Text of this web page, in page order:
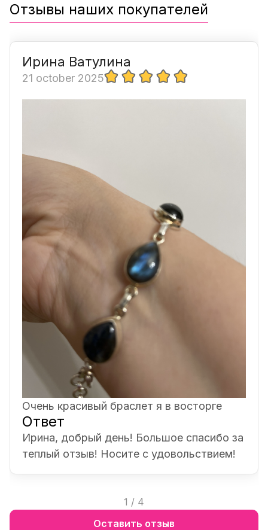
Отзывы наших покупателей
Ирина Ватулина
21 october 2025
Очень красивый браслет я в восторге
Ответ
Ирина, добрый день! Большое спасибо за
теплый отзыв! Носите с удовольствием!
1 / 4
Оставить отзыв